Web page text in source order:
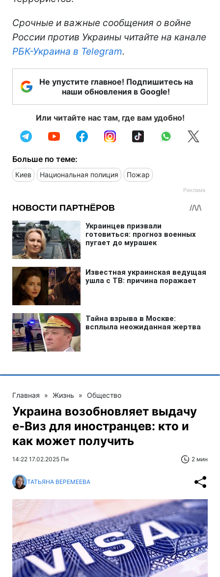
Срочные и важные сообщения о войне
России против Украины читайте на канале
РБК-Украина в Telegram.
Не упустите главное! Подпишитесь на
наши обновления в Google!
Или читайте нас там, где вам удобно!
Больше по теме:
Киев Национальная полиция Пожар
Главная » Жизнь » Общество
Украина возобновляет выдачу
е-Виз для иностранцев: кто и
как может получить
14:22 17.02.2025 Пн 2 мин
ТАТЬЯНА ВЕРЕМЕЕВА